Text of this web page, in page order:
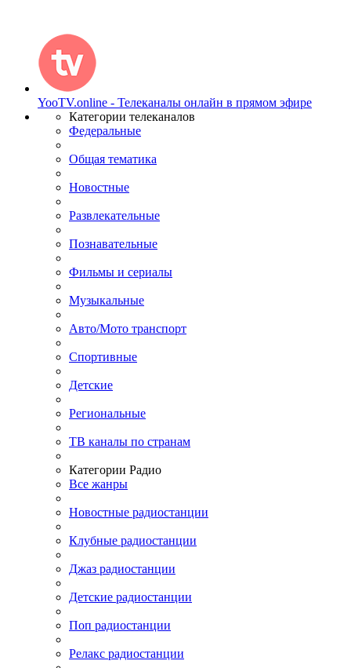
YooTV.online - Телеканалы онлайн в прямом эфире
Категории телеканалов
Федеральные
Общая тематика
Новостные
Развлекательные
Познавательные
Фильмы и сериалы
Музыкальные
Авто/Мото транспорт
Спортивные
Детские
Региональные
ТВ каналы по странам
Категории Радио
Все жанры
Новостные радиостанции
Клубные радиостанции
Джаз радиостанции
Детские радиостанции
Поп радиостанции
Релакс радиостанции